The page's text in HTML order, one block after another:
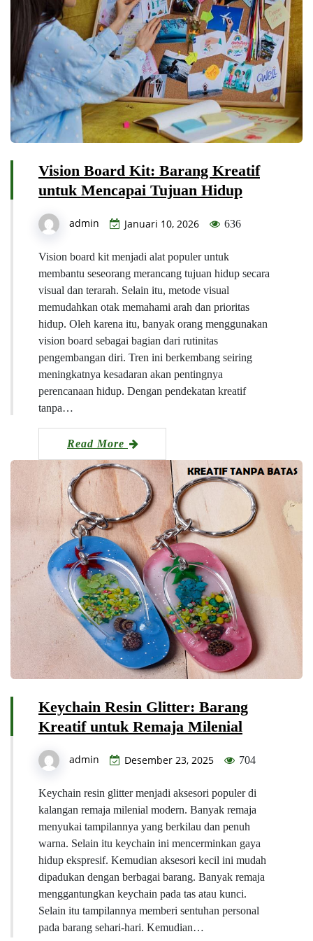
Vision Board Kit: Barang Kreatif
untuk Mencapai Tujuan Hidup
admin Januari 10, 2026 636
Vision board kit menjadi alat populer untuk
membantu seseorang merancang tujuan hidup secara
visual dan terarah. Selain itu, metode visual
memudahkan otak memahami arah dan prioritas
hidup. Oleh karena itu, banyak orang menggunakan
vision board sebagai bagian dari rutinitas
pengembangan diri. Tren ini berkembang seiring
meningkatnya kesadaran akan pentingnya
perencanaan hidup. Dengan pendekatan kreatif
tanpa…
Read More
Keychain Resin Glitter: Barang
Kreatif untuk Remaja Milenial
admin Desember 23, 2025 704
Keychain resin glitter menjadi aksesori populer di
kalangan remaja milenial modern. Banyak remaja
menyukai tampilannya yang berkilau dan penuh
warna. Selain itu keychain ini mencerminkan gaya
hidup ekspresif. Kemudian aksesori kecil ini mudah
dipadukan dengan berbagai barang. Banyak remaja
menggantungkan keychain pada tas atau kunci.
Selain itu tampilannya memberi sentuhan personal
pada barang sehari-hari. Kemudian…